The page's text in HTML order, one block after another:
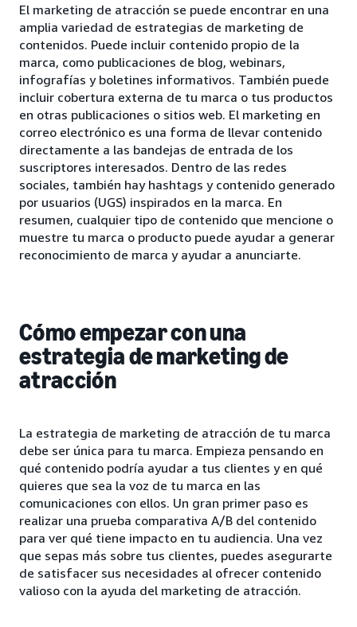
El marketing de atracción se puede encontrar en una
amplia variedad de estrategias de marketing de
contenidos. Puede incluir contenido propio de la
marca, como publicaciones de blog, webinars,
infografías y boletines informativos. También puede
incluir cobertura externa de tu marca o tus productos
en otras publicaciones o sitios web. El marketing en
correo electrónico es una forma de llevar contenido
directamente a las bandejas de entrada de los
suscriptores interesados. Dentro de las redes
sociales, también hay hashtags y contenido generado
por usuarios (UGS) inspirados en la marca. En
resumen, cualquier tipo de contenido que mencione o
muestre tu marca o producto puede ayudar a generar
reconocimiento de marca y ayudar a anunciarte.
Cómo empezar con una
estrategia de marketing de
atracción
La estrategia de marketing de atracción de tu marca
debe ser única para tu marca. Empieza pensando en
qué contenido podría ayudar a tus clientes y en qué
quieres que sea la voz de tu marca en las
comunicaciones con ellos. Un gran primer paso es
realizar una prueba comparativa A/B del contenido
para ver qué tiene impacto en tu audiencia. Una vez
que sepas más sobre tus clientes, puedes asegurarte
de satisfacer sus necesidades al ofrecer contenido
valioso con la ayuda del marketing de atracción.